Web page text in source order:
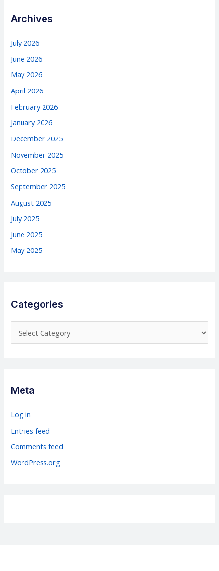
Archives
July 2026
June 2026
May 2026
April 2026
February 2026
January 2026
December 2025
November 2025
October 2025
September 2025
August 2025
July 2025
June 2025
May 2025
Categories
a
r
i
Meta
Log in
Entries feed
Comments feed
WordPress.org